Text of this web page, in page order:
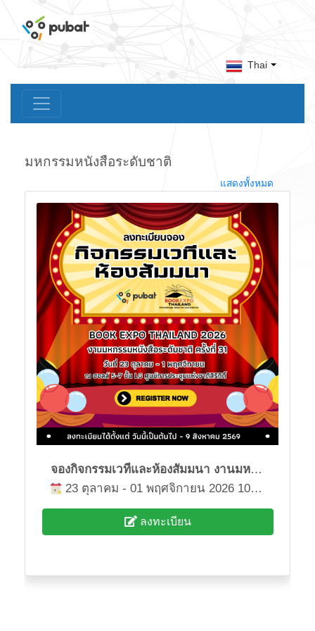
Thai
มหกรรมหนังสือระดับชาติ
แสดงทั้งหมด
จองกิจกรรมเวทีและห้องสัมมนา งานมหกรรมหนังสือระดับชาติ ครั้งที่ 31
23 ตุลาคม - 01 พฤศจิกายน 2026 10:00 - 21:00
ลงทะเบียน